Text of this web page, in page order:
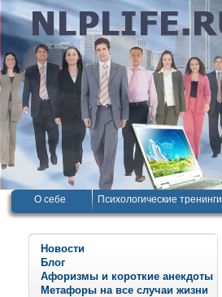
О себе Психологические тренинги
Новости
Блог
Афоризмы и короткие анекдоты
Метафоры на все случаи жизни